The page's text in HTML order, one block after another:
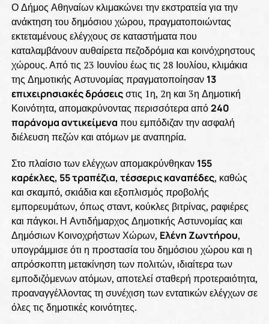
Ο Δήμος Αθηναίων κλιμακώνει την εκστρατεία για την
ανάκτηση του δημόσιου χώρου, πραγματοποιώντας
εκτεταμένους ελέγχους σε καταστήματα που
καταλαμβάνουν αυθαίρετα πεζοδρόμια και κοινόχρηστους
χώρους. Από τις 23 Ιουνίου έως τις 28 Ιουλίου, κλιμάκια
της Δημοτικής Αστυνομίας πραγματοποίησαν 13
επιχειρησιακές δράσειςστις 1η, 2η και 3η Δημοτική
Κοινότητα, απομακρύνοντας περισσότερα από240
παράνομα αντικείμενα που εμπόδιζαν την ασφαλή
διέλευση πεζών και ατόμων με αναπηρία.
Στο πλαίσιο των ελέγχων απομακρύνθηκαν 155
καρέκλες, 55 τραπέζια, τέσσερις καναπέδες, καθώς
και σκαμπό, σκιάδια και εξοπλισμός προβολής
εμπορευμάτων, όπως σταντ, κούκλες βιτρίνας, ραφιέρες
και πάγκοι. Η Αντιδήμαρχος Δημοτικής Αστυνομίας και
Δημόσιων Κοινοχρήστων Χώρων, Ελένη Ζωντήρου,
υπογράμμισε ότι η προστασία του δημόσιου χώρου και η
απρόσκοπτη μετακίνηση των πολιτών, ιδιαίτερα των
εμποδιζόμενων ατόμων, αποτελεί σταθερή προτεραιότητα,
προαναγγέλλοντας τη συνέχιση των εντατικών ελέγχων σε
όλες τις δημοτικές κοινότητες.